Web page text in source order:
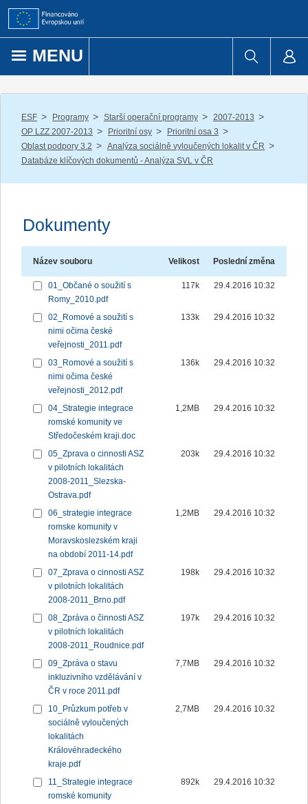
Přejít k obsahu
MENU
ESF / Programy / Starší operační programy / 2007-2013 /
OP LZZ 2007-2013 / Prioritní osy / Prioritní osa 3 /
Oblast podpory 3.2 / Analýza sociálně vyloučených lokalit v ČR /
Databáze klíčových dokumentů - Analýza SVL v ČR
Dokumenty
Název souboru Velikost Poslední změna
01_Občané o soužití s
Romy_2010.pdf
117k 29.4.2016 10:32
02_Romové a soužití s
nimi očima české
veřejnosti_2011.pdf
133k 29.4.2016 10:32
03_Romové a soužití s
nimi očima české
veřejnosti_2012.pdf
136k 29.4.2016 10:32
04_Strategie integrace
romské komunity ve
Středočeském kraji.doc
1,2MB 29.4.2016 10:32
05_Zprava o cinnosti ASZ
v pilotních lokalitách
2008-2011_Slezska-
Ostrava.pdf
203k 29.4.2016 10:32
06_strategie integrace
romske komunity v
Moravskoslezském kraji
na období 2011-14.pdf
1,2MB 29.4.2016 10:32
07_Zprava o cinnosti ASZ
v pilotních lokalitách
2008-2011_Brno.pdf
198k 29.4.2016 10:32
08_Zpráva o činnosti ASZ
v pilotních lokalitách
2008-2011_Roudnice.pdf
197k 29.4.2016 10:32
09_Zpráva o stavu
inkluzivního vzdělávání v
ČR v roce 2011.pdf
7,7MB 29.4.2016 10:32
10_Průzkum potřeb v
sociálně vyloučených
lokalitách
Královéhradeckého
kraje.pdf
2,7MB 29.4.2016 10:32
11_Strategie integrace
romské komunity
892k 29.4.2016 10:32